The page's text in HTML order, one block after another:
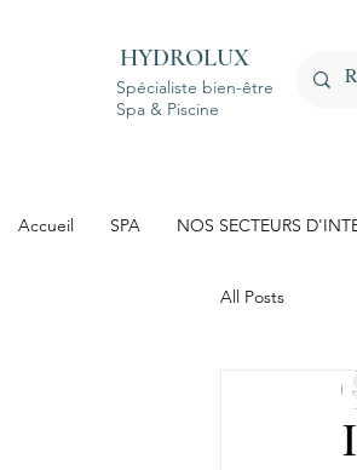
HYDROLUX
Spécialiste bien-être
Spa & Piscine
Accueil SPA NOS SECTEURS
All Posts